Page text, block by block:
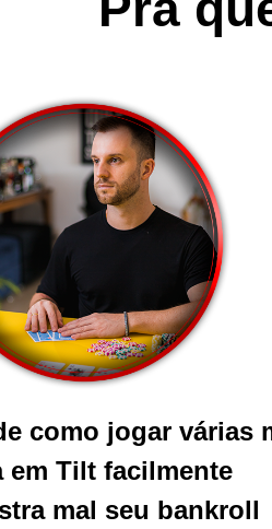
como jogar várias
em Tilt facilmente
mal seu bankroll